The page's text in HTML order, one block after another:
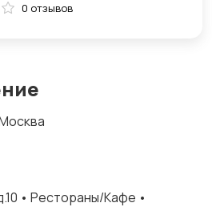
• Рестораны/Кафе •
0 отзывов